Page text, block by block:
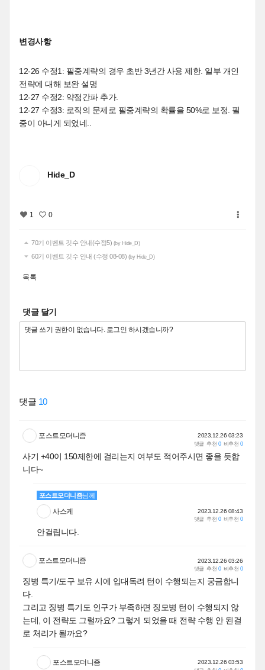
변경사항
12-26 수정1: 필중계략의 경우 초반 3년간 사용 제한. 일부 개인
전략에 대해 보완 설명
12-27 수정2: 약점간파 추가.
12-27 수정3: 로직의 문제로 필중계략의 확률을 50%로 보정. 필
중이 아니게 되었네..
Hide_D
1 0
70기 이벤트 깃수 안내(수정5) (by Hide_D)
60기 이벤트 깃수 안내 (수정 08-08) (by Hide_D)
목록
댓글 달기
댓글 10
포스트모더니즘 2023.12.26 03:23
댓글 추천 0 비추천 0
사기 +40이 150제한에 걸리는지 여부도 적어주시면 좋을 듯합
니다~
포스트모더니즘님께
사스케 2023.12.26 08:43
댓글 추천 0 비추천 0
안걸립니다.
포스트모더니즘 2023.12.26 03:26
댓글 추천 0 비추천 0
징병 특기/도구 보유 시에 입대독려 턴이 수행되는지 궁금합니
다.
그리고 징병 특기도 인구가 부족하면 징모병 턴이 수행되지 않
는데, 이 전략도 그럴까요? 그렇게 되었을 때 전략 수행 안 된걸
로 처리가 될까요?
포스트모더니즘 2023.12.26 03:53